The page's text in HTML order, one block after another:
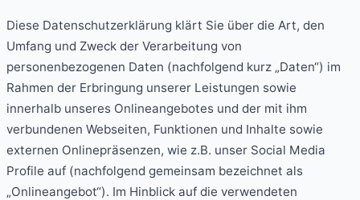
Diese Datenschutzerklärung klärt Sie über die Art, den
Umfang und Zweck der Verarbeitung von
personenbezogenen Daten (nachfolgend kurz „Daten“) im
Rahmen der Erbringung unserer Leistungen sowie
innerhalb unseres Onlineangebotes und der mit ihm
verbundenen Webseiten, Funktionen und Inhalte sowie
externen Onlinepräsenzen, wie z.B. unser Social Media
Profile auf (nachfolgend gemeinsam bezeichnet als
„Onlineangebot“). Im Hinblick auf die verwendeten